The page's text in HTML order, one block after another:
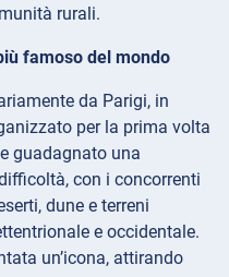
rurali.
famoso del mondo
da Parigi, in
per la prima volta
guadagnato una
con i concorrenti
dune e terreni
e occidentale.
un’icona, attirando